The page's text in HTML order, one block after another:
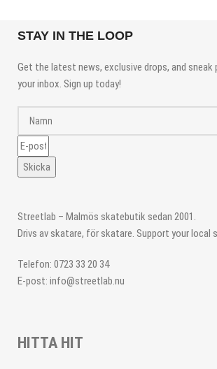
STAY IN THE LOOP
Get the latest news, exclusive drops, and
your inbox. Sign up today!
Skicka
Streetlab – Malmös skatebutik sedan 2001.
Drivs av skatare, för skatare. Support your local
Telefon: 0723 33 20 34
E-post: info@streetlab.nu
HITTA HIT